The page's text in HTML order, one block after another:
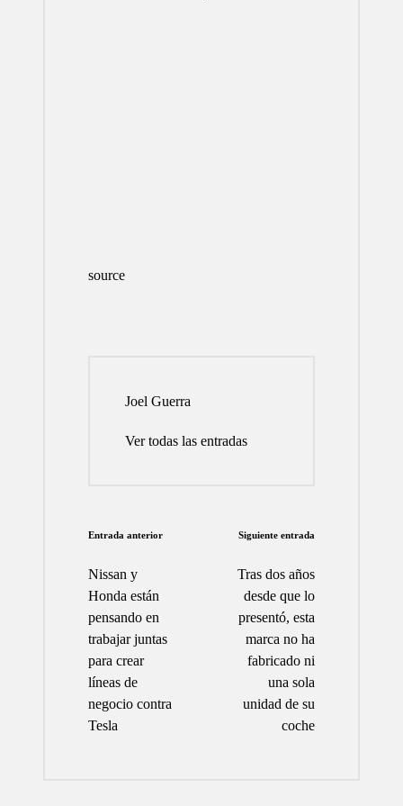
source
Joel Guerra
Ver todas las entradas
Navegación
de
entradas
Entrada anterior
Nissan y
Honda están
pensando en
trabajar juntas
para crear
líneas de
negocio contra
Tesla
Siguiente entrada
Tras dos años
desde que lo
presentó, esta
marca no ha
fabricado ni
una sola
unidad de su
coche